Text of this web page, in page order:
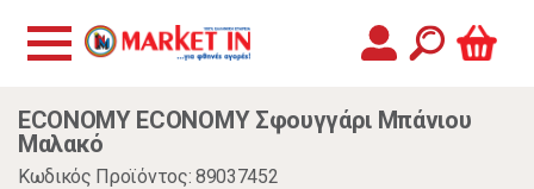
ECONOMY ECONOMY Σφουγγάρι Μπάνιου
Μαλακό
Κωδικός Προϊόντος: 89037452